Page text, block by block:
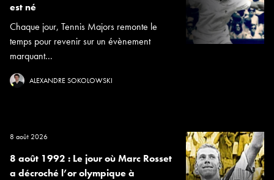
est né
Chaque jour, Tennis Majors remonte le
temps pour revenir sur un évènement
marquant...
ALEXANDRE SOKOLOWSKI
8 août 2026
8 août 1992 : Le jour où Marc Rosset
a décroché l’or olympique à